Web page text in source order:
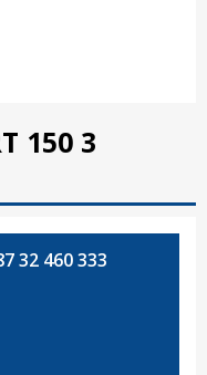
150 3
32 460 333